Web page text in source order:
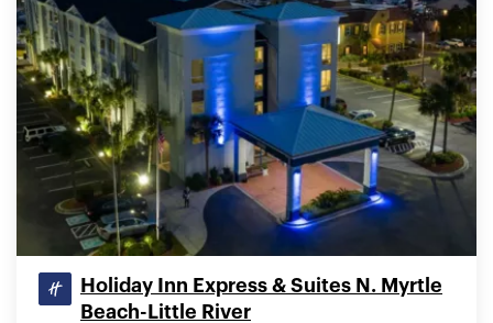
Holiday Inn Express & Suites N. Myrtle
Beach-Little River